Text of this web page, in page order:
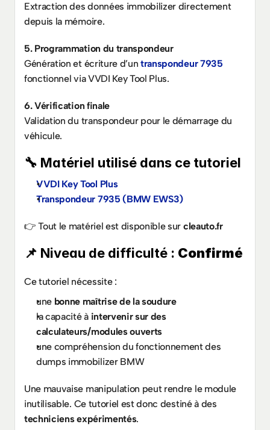
Extraction des données immobilizer directement
depuis la mémoire.
5. Programmation du transpondeur
Génération et écriture d’un transpondeur 7935
fonctionnel via VVDI Key Tool Plus.
6. Vérification finale
Validation du transpondeur pour le démarrage du
véhicule.
🔧 Matériel utilisé dans ce tutoriel
VVDI Key Tool Plus
Transpondeur 7935 (BMW EWS3)
👉 Tout le matériel est disponible sur cleauto.fr
📌 Niveau de difficulté : Confirmé
Ce tutoriel nécessite :
une bonne maîtrise de la soudure
la capacité à intervenir sur des
calculateurs/modules ouverts
une compréhension du fonctionnement des
dumps immobilizer BMW
Une mauvaise manipulation peut rendre le module
techniciens expérimentés.